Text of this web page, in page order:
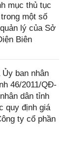
mục thủ tục
một số
lý của Sở
Biên
ban nhân
46/2011/QĐ-
dân tỉnh
quy định giá
ty cổ phần